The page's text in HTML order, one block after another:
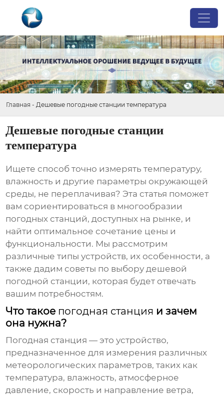
Главная - Дешевые погодные станции температура
Дешевые погодные станции
температура
Ищете способ точно измерятьтемпературу,
влажность и другие параметры окружающей
среды, не переплачивая? Эта статья поможет
вам сориентироваться в многообразии
погодных станций, доступных на рынке, и
найти оптимальное сочетание цены и
функциональности. Мы рассмотрим
различные типы устройств, их особенности, а
также дадим советы по выборудешевой
погодной станции, которая будет отвечать
вашим потребностям.
Что такое погодная станция и зачем
она нужна?
Погодная станция — это устройство,
предназначенное для измерения различных
метеорологических параметров, таких как
температура, влажность, атмосферное
давление, скорость и направление ветра,